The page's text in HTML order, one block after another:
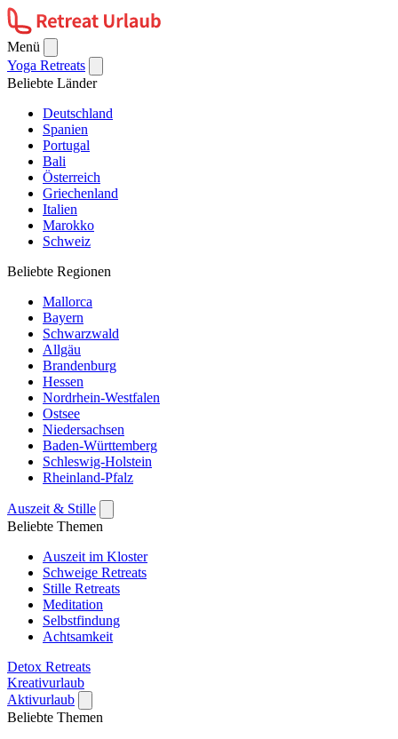
Menü
Yoga Retreats
Beliebte Länder
Deutschland
Spanien
Portugal
Bali
Österreich
Griechenland
Italien
Marokko
Schweiz
Beliebte Regionen
Mallorca
Bayern
Schwarzwald
Allgäu
Brandenburg
Hessen
Nordrhein-Westfalen
Ostsee
Niedersachsen
Baden-Württemberg
Schleswig-Holstein
Rheinland-Pfalz
Auszeit & Stille
Beliebte Themen
Auszeit im Kloster
Schweige Retreats
Stille Retreats
Meditation
Selbstfindung
Achtsamkeit
Detox Retreats
Kreativurlaub
Aktivurlaub
Beliebte Themen